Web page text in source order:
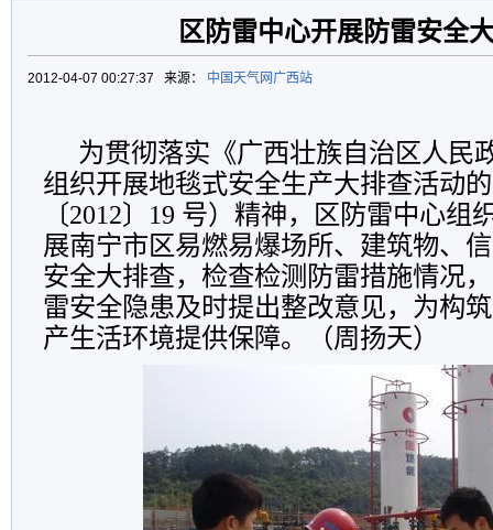
区防雷中心开展防雷安全
2012-04-07 00:27:37 来源： 中国天气网广西站
为贯彻落实《广西壮族自治区人民
组织开展地毯式安全生产大排查活动
〔2012〕19 号）精神，区防雷中心组
展南宁市区易燃易爆场所、建筑物、
安全大排查，检查检测防雷措施情况
雷安全隐患及时提出整改意见，为构
产生活环境提供保障。（周扬天）